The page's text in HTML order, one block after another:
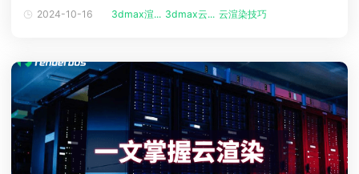
动画渲染一致，如果渲染慢可以选择云渲染服务，开启高效渲染方式，下
2024-10-16 3dmax渲... 3dmax云... 云渲染技巧